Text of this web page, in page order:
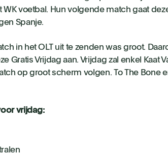
WK voetbal. Hun volgende match gaat
Spanje.
in het OLT uit te zenden was groot.
Gratis Vrijdag aan. Vrijdag zal enkel Kaat
op groot scherm volgen. To The Bone
vrijdag: